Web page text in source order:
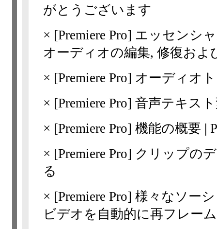
がとうございます
× [Premiere Pro] エッセンシ
オーディオの編集, 修復およ
× [Premiere Pro] オーディオ
× [Premiere Pro] 音声テキス
× [Premiere Pro] 機能の概要 |
× [Premiere Pro] クリップの
る
× [Premiere Pro] 様々なソー
ビデオを自動的に再フレー